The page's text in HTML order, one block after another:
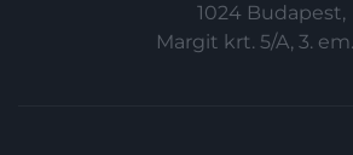
1024 Budapest,
Margit krt. 5/A, 3. em.